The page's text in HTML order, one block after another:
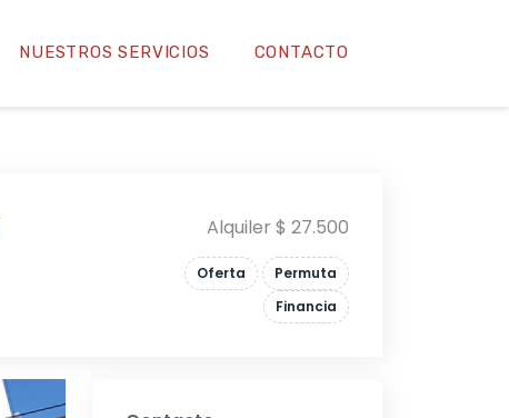
NUESTROS SERVICIOS CONTACTO
Alquiler $ 27.500
Oferta
Permuta
Financia